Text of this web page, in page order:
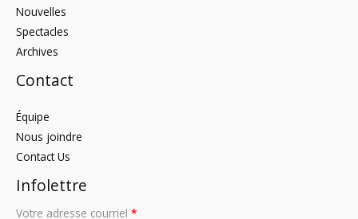
Nouvelles
Spectacles
Archives
Contact
Équipe
Nous joindre
Contact Us
Infolettre
Votre adresse courriel *